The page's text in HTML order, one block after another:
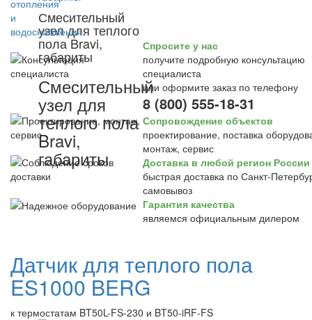
Смесительный
узел для теплого
пола Bravi,
габариты
Смесительный
узел для
теплого пола
Bravi,
габариты
Спросите у нас
получите подробную консультацию
специалиста
или оформите заказ по телефону
8 (800) 555-18-31
Сопровождение объектов
проектирование, поставка
монтаж, сервис
Доставка в любой регион России
быстрая доставка по Санкт-
самовывоз
Гарантия качества
являемся официальным дилером
Датчик для теплого пола
ES1000 BERG
к термостатам BT50L-FS-230 и BT50-iRF-FS